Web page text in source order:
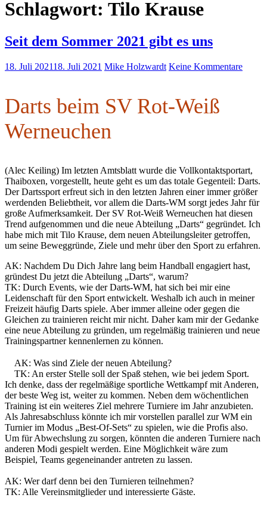
Schlagwort: Tilo Krause
Seit dem Sommer 2021 gibt es uns
18. Juli 202118. Juli 2021 Mike Holzwardt Keine Kommentare
Darts beim SV Rot-Weiß
Werneuchen
(Alec Keiling) Im letzten Amtsblatt wurde die Vollkontaktsportart,
Thaiboxen, vorgestellt, heute geht es um das totale Gegenteil: Darts.
Der Dartssport erfreut sich in den letzten Jahren einer immer größer
werdenden Beliebtheit, vor allem die Darts-WM sorgt jedes Jahr für
große Aufmerksamkeit. Der SV Rot-Weiß Werneuchen hat diesen
Trend aufgenommen und die neue Abteilung „Darts“ gegründet. Ich
habe mich mit Tilo Krause, dem neuen Abteilungsleiter getroffen,
um seine Beweggründe, Ziele und mehr über den Sport zu erfahren.
AK: Nachdem Du Dich Jahre lang beim Handball engagiert hast,
gründest Du jetzt die Abteilung „Darts“, warum?
TK: Durch Events, wie der Darts-WM, hat sich bei mir eine
Leidenschaft für den Sport entwickelt. Weshalb ich auch in meiner
Freizeit häufig Darts spiele. Aber immer alleine oder gegen die
Gleichen zu trainieren reicht mir nicht. Daher kam mir der Gedanke
eine neue Abteilung zu gründen, um regelmäßig trainieren und neue
Trainingspartner kennenlernen zu können.
AK: Was sind Ziele der neuen Abteilung?
TK: An erster Stelle soll der Spaß stehen, wie bei jedem Sport.
Ich denke, dass der regelmäßige sportliche Wettkampf mit Anderen,
der beste Weg ist, weiter zu kommen. Neben dem wöchentlichen
Training ist ein weiteres Ziel mehrere Turniere im Jahr anzubieten.
Als Jahresabschluss könnte ich mir vorstellen parallel zur WM ein
Turnier im Modus „Best-Of-Sets“ zu spielen, wie die Profis also.
Um für Abwechslung zu sorgen, könnten die anderen Turniere nach
anderen Modi gespielt werden. Eine Möglichkeit wäre zum
Beispiel, Teams gegeneinander antreten zu lassen.
AK: Wer darf denn bei den Turnieren teilnehmen?
TK: Alle Vereinsmitglieder und interessierte Gäste.